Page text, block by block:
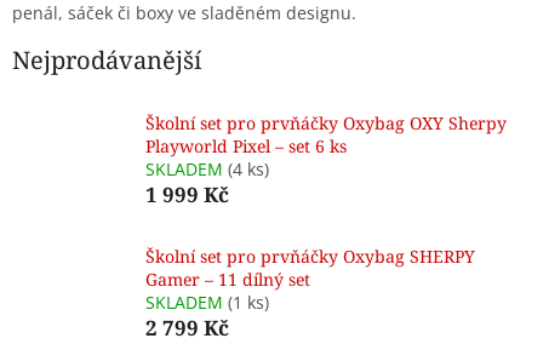
penál, sáček či boxy ve sladěném designu.
Nejprodávanější
Školní set pro prvňáčky Oxybag OXY Sherpy
Playworld Pixel – set 6 ks
SKLADEM (4 ks)
1 999 Kč
Školní set pro prvňáčky Oxybag SHERPY
Gamer – 11 dílný set
SKLADEM (1 ks)
2 799 Kč